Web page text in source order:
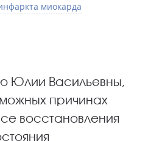
миокарда
Юлии Васильевны,
причинах
восстановления